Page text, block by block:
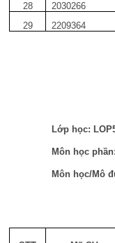
28
2030266
29
2209364
Lớp học:
Môn học
Môn học/Mô